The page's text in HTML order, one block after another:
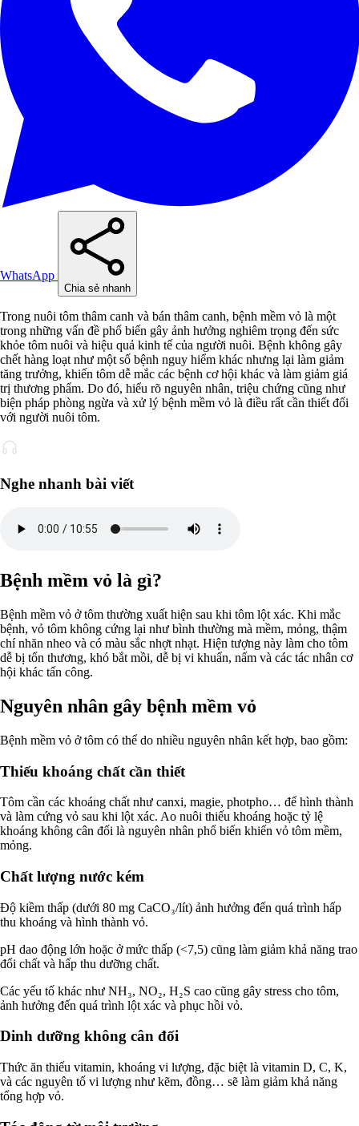
WhatsApp
Chia sẻ nhanh
Trong nuôi tôm thâm canh và bán thâm canh, bệnh mềm vỏ là một
trong những vấn đề phổ biến gây ảnh hưởng nghiêm trọng đến sức
khỏe tôm nuôi và hiệu quả kinh tế của người nuôi. Bệnh không gây
chết hàng loạt như một số bệnh nguy hiểm khác nhưng lại làm giảm
tăng trưởng, khiến tôm dễ mắc các bệnh cơ hội khác và làm giảm giá
trị thương phẩm. Do đó, hiểu rõ nguyên nhân, triệu chứng cũng như
biện pháp phòng ngừa và xử lý bệnh mềm vỏ là điều rất cần thiết đối
với người nuôi tôm.
Nghe nhanh bài viết
Bệnh mềm vỏ là gì?
Bệnh mềm vỏ ở tôm thường xuất hiện sau khi tôm lột xác. Khi mắc
bệnh, vỏ tôm không cứng lại như bình thường mà mềm, mỏng, thậm
chí nhăn nheo và có màu sắc nhợt nhạt. Hiện tượng này làm cho tôm
dễ bị tổn thương, khó bắt mồi, dễ bị vi khuẩn, nấm và các tác nhân cơ
hội khác tấn công.
Nguyên nhân gây bệnh mềm vỏ
Bệnh mềm vỏ ở tôm có thể do nhiều nguyên nhân kết hợp, bao gồm:
Thiếu khoáng chất cần thiết
Tôm cần các khoáng chất như canxi, magie, photpho… để hình thành
và làm cứng vỏ sau khi lột xác. Ao nuôi thiếu khoáng hoặc tỷ lệ
khoáng không cân đối là nguyên nhân phổ biến khiến vỏ tôm mềm,
mỏng.
Chất lượng nước kém
Độ kiềm thấp (dưới 80 mg CaCO₃/lít) ảnh hưởng đến quá trình hấp
thu khoáng và hình thành vỏ.
pH dao động lớn hoặc ở mức thấp (<7,5) cũng làm giảm khả năng trao
đổi chất và hấp thu dưỡng chất.
Các yếu tố khác như NH₃, NO₂, H₂S cao cũng gây stress cho tôm,
ảnh hưởng đến quá trình lột xác và phục hồi vỏ.
Dinh dưỡng không cân đối
Thức ăn thiếu vitamin, khoáng vi lượng, đặc biệt là vitamin D, C, K,
và các nguyên tố vi lượng như kẽm, đồng… sẽ làm giảm khả năng
tổng hợp vỏ.